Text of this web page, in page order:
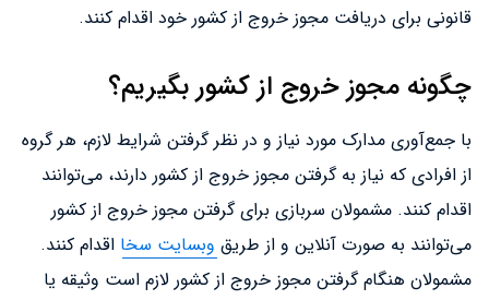
قانونی برای دریافت مجوز خروج از کشور خود اقدام کنند.
چگونه مجوز خروج از کشور بگیریم؟
با جمع‌آوری مدارک مورد نیاز و در نظر گرفتن شرایط لازم، هر گروه
از افرادی که نیاز به گرفتن مجوز خروج از کشور دارند، می‌توانند
اقدام کنند. مشمولان سربازی برای گرفتن مجوز خروج از کشور
می‌توانند به صورت آنلاین و از طریق وبسایت سخا اقدام کنند.
مشمولان هنگام گرفتن مجوز خروج از کشور لازم است وثیقه‌ یا